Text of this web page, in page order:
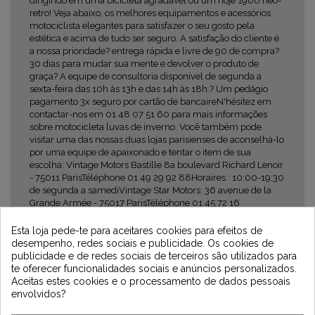
retro! Veja abaixo, os melhores equipamentos e acessórios
motociclista elegantes para satisfazer o seu gosto pela
estética e acima de tudo ser seguro. A satisfação do cliente é
a nossa prioridade? entrega rápida e livre de 90 de compra?
30 dias para mudar sua mente e devolver o produto de
graça? A equipe de consultoria disponível de segunda a
sexta-feira das 10h às 13h e das 14h às 18h.? Um pedágio
pagamento 3x seguro por cartão de bancaireN'hésitez em
contactar-nos em 01 48 07 51 60 para mais informações
sobre motocicleta luvas de inverno. Você também pode
visitar uma das nossas duas lojas parisienses de aconselhá-lo
por uma equipe de apaixonado e tentar o item de sua
escolha: Vintage Motors Bastille 8a boulevard Richard Lenoir
- 75011 ParisTéléphone 01 49 29 92 88Horaires : 10:00-19:30
de segunda a samediVintage Star Motors: 36 avenue de la
Grande Armée - 75017 ParisTéléphone 01 45 72 16
Newsletter
*Dès 99€ d'achat. En vous abonnant à notre newsletter, vous reconnaissez avoir pris
Esta loja pede-te para aceitares cookies para efeitos de
desempenho, redes sociais e publicidade. Os cookies de
publicidade e de redes sociais de terceiros são utilizados para
te oferecer funcionalidades sociais e anúncios personalizados.
Aceitas estes cookies e o processamento de dados pessoais
envolvidos?